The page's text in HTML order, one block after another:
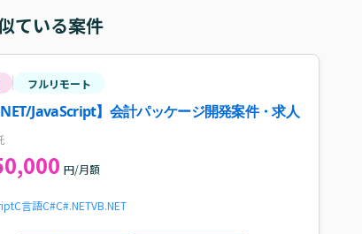
ている案件
フルリモート
JavaScript】会計パッケージ開発案件・求人
円/月額
C言語C#C#.NETVB.NET